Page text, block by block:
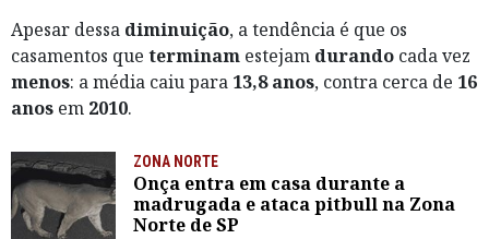
Apesar dessa diminuição, a tendência é que os
casamentos que terminam estejam durando cada vez
menos: a média caiu para 13,8 anos, contra cerca de 16
anos em 2010.
ZONA NORTE
Onça entra em casa durante a
madrugada e ataca pitbull na Zona
Norte de SP